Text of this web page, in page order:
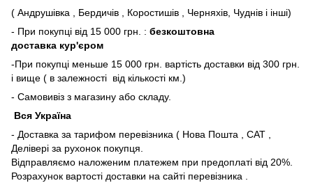
( Андрушівка , Бердичів , Коростишів , Черняхів, Чуднів і інші)
- При покупці від 15 000 грн. : безкоштовна
доставка кур'єром
-При покупці меньше 15 000 грн. вартість доставки від 300 грн.
і вище ( в залежності від кількості км.)
- Самовивіз з магазину або складу.
Вся Україна
- Доставка за тарифом перевізника ( Нова Пошта , САТ ,
Делівері за рухонок покупця.
Відправляємо наложеним платежем при предоплаті від 20%.
Розрахунок вартості доставки на сайті перевізника .